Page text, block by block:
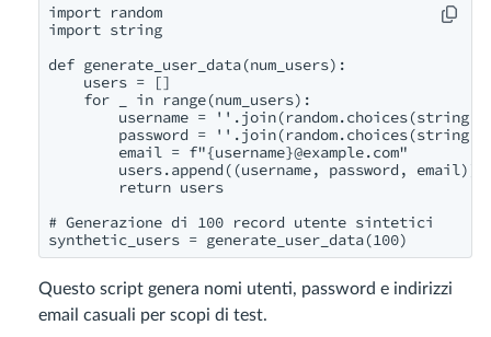
import random
import string
def generate_user_data(num_users):
    users = []
    for _ in range(num_users):
username =
password =
        email = f"{username}@example.com"
        users.append((username, password, email))
        return users
# Generazione di 100 record utente sintetici
Questo script genera nomi utenti, password e indirizzi
email casuali per scopi di test.